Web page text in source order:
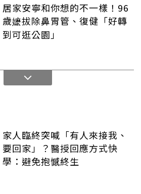
居家安寧和你想的不一樣！96
歲嬷拔除鼻胃管、復健「好轉
到可逛公園」
家人臨終突喊「有人來接我、
要回家」？醫授回應方式快
學：避免抱憾終生